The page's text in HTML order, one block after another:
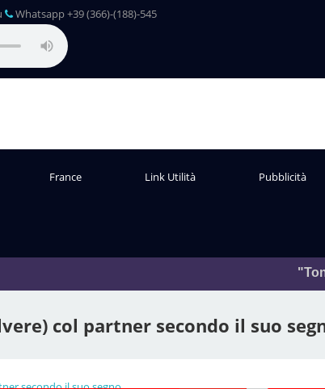
Whatsapp +39 (366)-(188)-545
France Link Utilità Pubblicità
col partner secondo il suo